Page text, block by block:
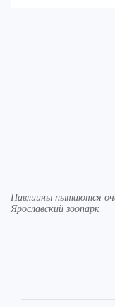
Павлиины пытаются
Ярославский зоопарк